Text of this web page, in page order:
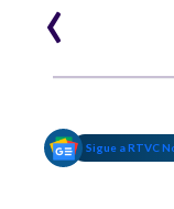
Sigue a RTVC